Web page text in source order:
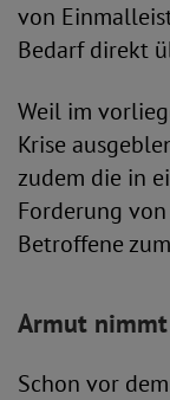
von
Bedarf direkt
Weil im
Krise
zudem die in
Forderung
Betroffene
Armut
Schon vor